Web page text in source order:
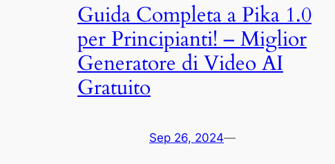
Guida Completa a Pika 1.0
per Principianti! – Miglior
Generatore di Video AI
Gratuito
Sep 26, 2024—